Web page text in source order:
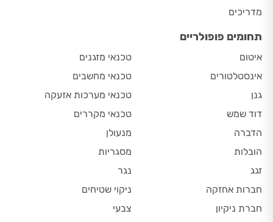
מדריכים
תחומים פופולריים
איטום
אינסטלטורים
גנן
דוד שמש
הדברה
הובלות
זגג
חברות אחזקה
חברת ניקיון
טכנאי מזגנים
טכנאי מחשבים
טכנאי מערכות אזעקה
טכנאי מקררים
מנעולן
מסגריות
נגר
ניקוי שטיחים
צבעי